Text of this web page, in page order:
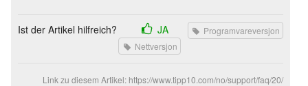
Ist der Artikel hilfreich? JA
Programvareversjon
Nettversjon
Link zu diesem Artikel: https://www.tipp10.com/no/support/faq/20/